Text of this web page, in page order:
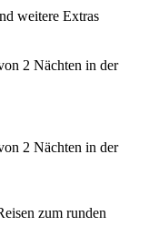
weitere Extras
2 Nächten in der
2 Nächten in der
zum runden